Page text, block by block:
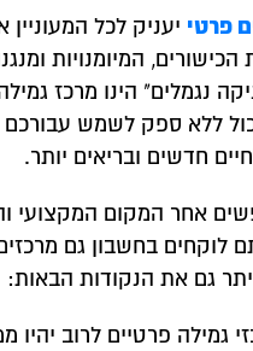
פרטי יעניק לכל
המיומנויות
נגמלים" הינו מרכז
ללא ספק לשמש
חדשים ובריאים יותר.
אחר המקום המקצועי
לוקחים בחשבון גם
גם את הנקודות הבאות:
גמילה פרטיים לרוב